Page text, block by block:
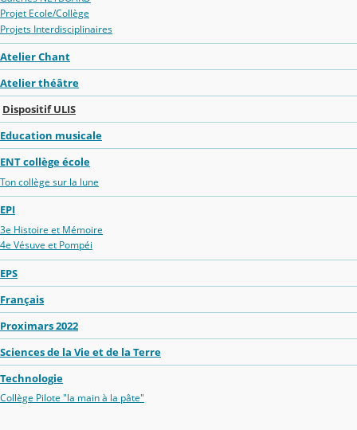
Projet Ecole/Collège
Projets Interdisciplinaires
Atelier Chant
Atelier théâtre
Dispositif ULIS
Education musicale
ENT collège école
Ton collège sur la lune
EPI
3e Histoire et Mémoire
4e Vésuve et Pompéi
EPS
Français
Proximars 2022
Sciences de la Vie et de la Terre
Technologie
Collège Pilote "la main à la pâte"